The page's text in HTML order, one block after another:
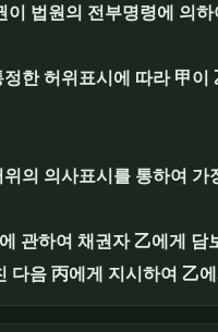
이 법원의 전부명령에 의
한 허위표시에 따라 甲
의 의사표시를 통하여
관하여 채권자 乙에게
다음 丙에게 지시하여 乙